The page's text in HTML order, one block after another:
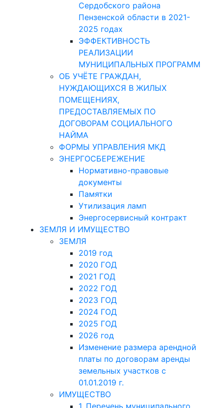
Сердобского района
Пензенской области в 2021-
2025 годах
ЭФФЕКТИВНОСТЬ
РЕАЛИЗАЦИИ
МУНИЦИПАЛЬНЫХ ПРОГРАММ
ОБ УЧЁТЕ ГРАЖДАН,
НУЖДАЮЩИХСЯ В ЖИЛЫХ
ПОМЕЩЕНИЯХ,
ПРЕДОСТАВЛЯЕМЫХ ПО
ДОГОВОРАМ СОЦИАЛЬНОГО
НАЙМА
ФОРМЫ УПРАВЛЕНИЯ МКД
ЭНЕРГОСБЕРЕЖЕНИЕ
Нормативно-правовые
документы
Памятки
Утилизация ламп
Энергосервисный контракт
ЗЕМЛЯ И ИМУЩЕСТВО
ЗЕМЛЯ
2019 год
2020 ГОД
2021 ГОД
2022 ГОД
2023 ГОД
2024 ГОД
2025 ГОД
2026 год
Изменение размера арендной
платы по договорам аренды
земельных участков с
01.01.2019 г.
ИМУЩЕСТВО
1. Перечень муниципального